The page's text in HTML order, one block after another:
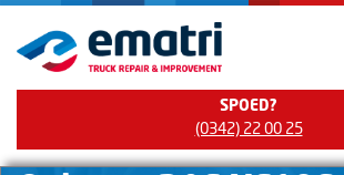
SPOED?
(0342) 22 00 25